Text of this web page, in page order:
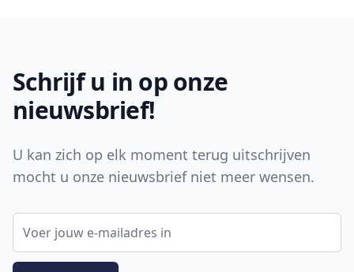
Schrijf u in op onze
nieuwsbrief!
U kan zich op elk moment terug uitschrijven
mocht u onze nieuwsbrief niet meer wensen.
E-mail adres